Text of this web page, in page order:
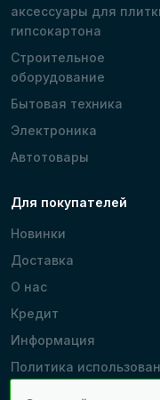
аксессуары для
гипсокартона
Строительное
оборудование
Бытовая техника
Электроника
Автотовары
Для покупателей
Новинки
Доставка
О нас
Кредит
Информация
Политика
cookie